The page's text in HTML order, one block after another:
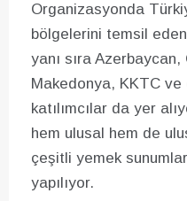
Organizasyonda
bölgelerini temsil
yanı sıra
Makedonya, KKTC
katılımcılar da yer
hem ulusal hem de
çeşitli yemek
yapılıyor.